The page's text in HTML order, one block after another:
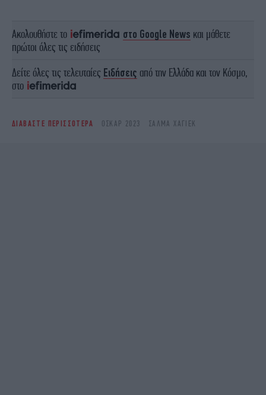
Ακολουθήστε το στο Google News και μάθετε
πρώτοι όλες τις ειδήσεις
Δείτε όλες τις τελευταίες Ειδήσεις από την Ελλάδα και τον Κόσμο,
στο
ΔΙΑΒΑΣΤΕ ΠΕΡΙΣΣΟΤΕΡΑ ΟΣΚΑΡ 2023 ΣΆΛΜΑ ΧΆΓΙΕΚ